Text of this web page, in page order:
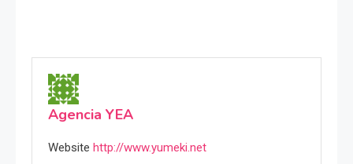
Agencia YEA
Website http://www.yumeki.net